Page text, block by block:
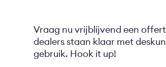
Vraag nu vrijblijvend een
dealers staan klaar met
gebruik. Hook it up!